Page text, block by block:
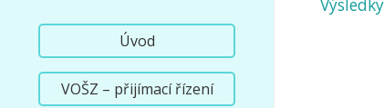
Úvod
VOŠZ – přijímací řízení